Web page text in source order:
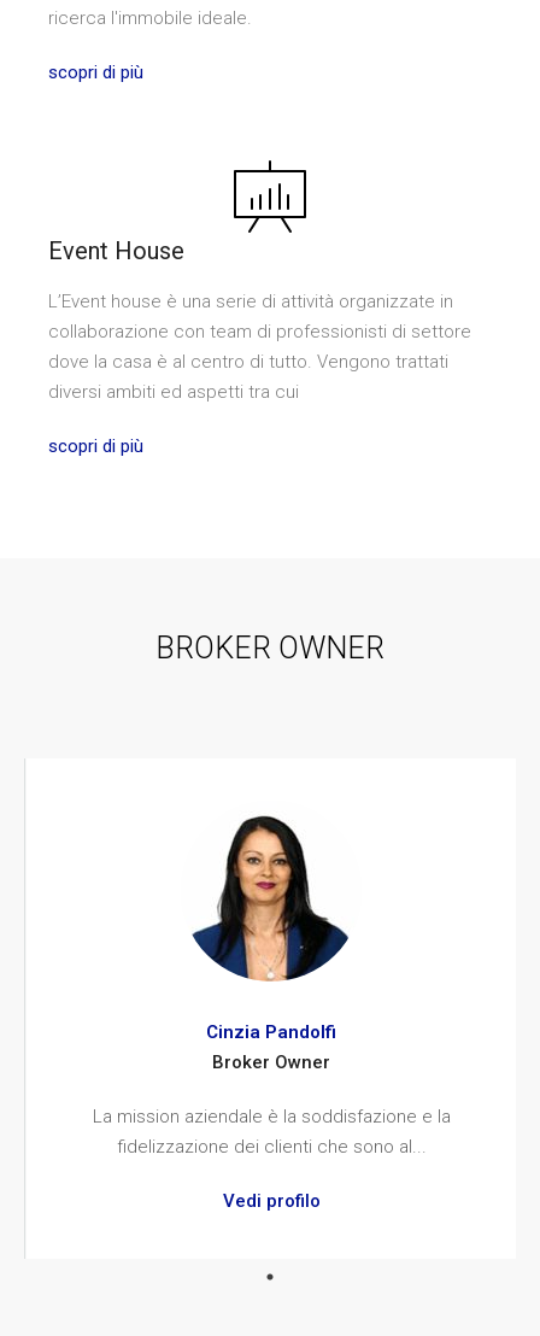
ricerca l'immobile ideale.
scopri di più
Event House
L’Event house è una serie di attività organizzate in
collaborazione con team di professionisti di settore
dove la casa è al centro di tutto. Vengono trattati
diversi ambiti ed aspetti tra cui
scopri di più
BROKER OWNER
Cinzia Pandolfi
Broker Owner
La mission aziendale è la soddisfazione e la
fidelizzazione dei clienti che sono al...
Vedi profilo